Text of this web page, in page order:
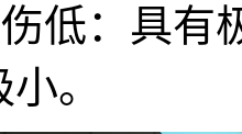
具有极
。